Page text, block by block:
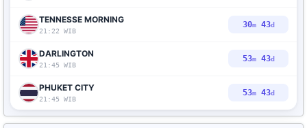
TENNESSE MORNING
21:22 WIB
30m42d
DARLINGTON
21:45 WIB
53m42d
PHUKET CITY
21:45 WIB
53m42d